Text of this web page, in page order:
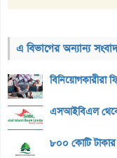
এ বিভাগের অন্যান্য
বিনিয়োগকারীরা
এসআইবিএল
৮০০ কোটি টাকার